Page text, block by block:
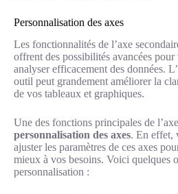
Personnalisation des axes
Les fonctionnalités de l’axe
offrent des possibilités avancées pour
analyser efficacement des données.
outil peut grandement améliorer la
de vos tableaux et graphiques.
Une des fonctions principales de
personnalisation des axes. En effet,
ajuster les paramètres de ces axes
mieux à vos besoins. Voici quelques
personnalisation :